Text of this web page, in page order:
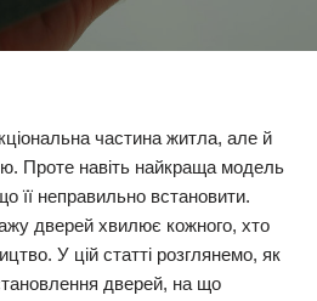
частина житла, але й
Проте навіть найкраща модель
її неправильно встановити.
дверей хвилює кожного, хто
У цій статті розглянемо, як
дверей, на що